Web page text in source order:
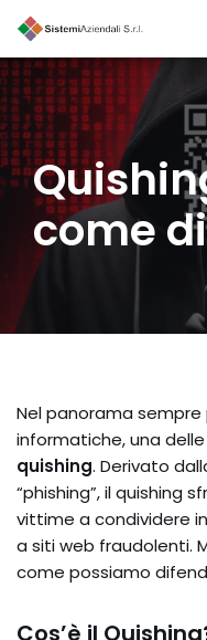
come
Nel panorama
informatiche, una
quishing. Derivato
“phishing”, il quishing
vittime a condividere
a siti web fraudolenti.
come possiamo
Cos’è il